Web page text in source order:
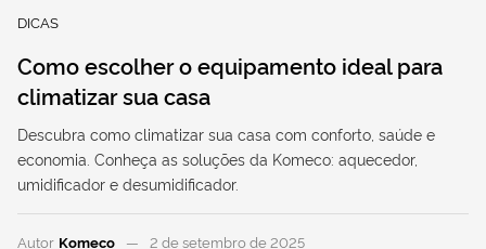
DICAS
Como escolher o equipamento ideal para
climatizar sua casa
Descubra como climatizar sua casa com conforto, saúde e
economia. Conheça as soluções da Komeco: aquecedor,
umidificador e desumidificador.
Autor Komeco 2 de setembro de 2025